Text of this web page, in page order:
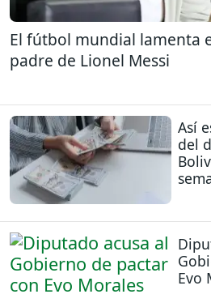
El fútbol mundial lamenta
padre de Lionel Messi
Así
del
Evo